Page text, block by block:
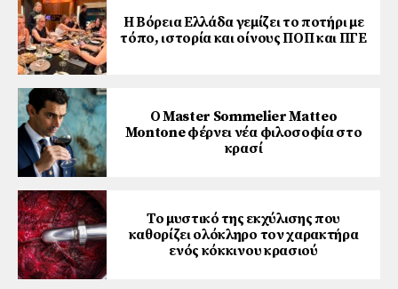
Η Βόρεια Ελλάδα γεμίζει το ποτήρι με
τόπο, ιστορία και οίνους ΠΟΠ και ΠΓΕ
Ο Master Sommelier Matteo
Montone φέρνει νέα φιλοσοφία στο
κρασί
Το μυστικό της εκχύλισης που
καθορίζει ολόκληρο τον χαρακτήρα
ενός κόκκινου κρασιού